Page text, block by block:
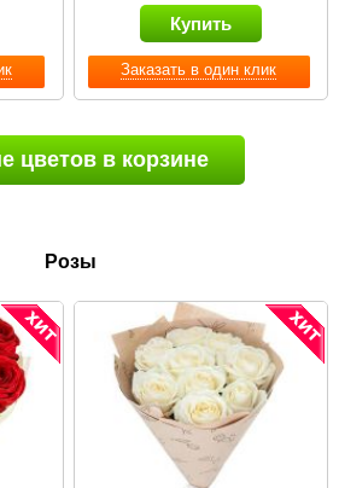
Заказать в один клик
Купить
цветов в корзине
Розы